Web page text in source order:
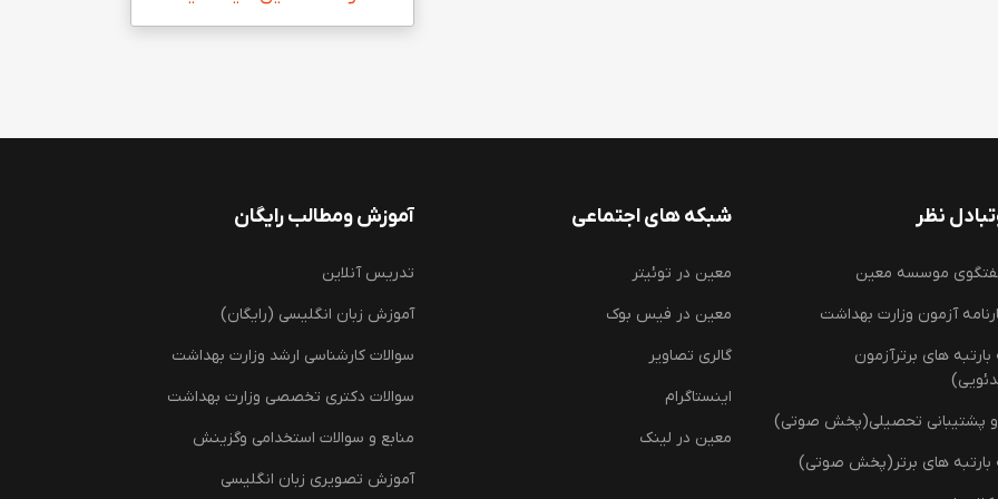
نظر
موسسه معین
آزمون وزارت بهداشت
های برترآزمون
و پشتیبانی تحصیلی(پخش صوتی)
بارتبه های برتر(پخش صوتی)
شبکه های اجتماعی
معین در توئیتر
معین در فیس بوک
گالری تصاویر
اینستاگرام
معین در لینک
آموزش ومطالب رایگان
تدریس آنلاین
آموزش زبان انگلیسی (رایگان)
سوالات کارشناسی ارشد وزارت بهداشت
سوالات دکتری تخصصی وزارت بهداشت
منابع و سوالات استخدامی وگزینش
آموزش تصویری زبان انگلیسی